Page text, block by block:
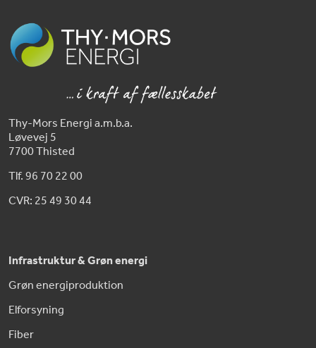
Thy-Mors Energi a.m.b.a.
Løvevej 5
7700 Thisted
Tlf. 96 70 22 00
CVR: 25 49 30 44
Infrastruktur & Grøn energi
Grøn energiproduktion
Elforsyning
Fiber